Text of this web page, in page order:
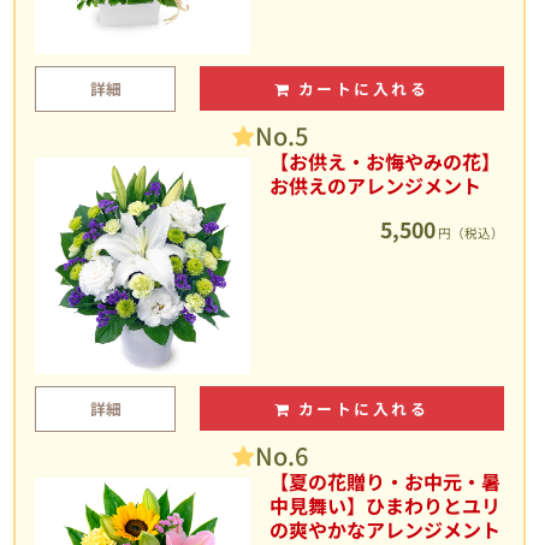
詳細 カートに入れる
No.5
【お供え・お悔やみの花】
お供えのアレンジメント
5,500 円（税込）
詳細 カートに入れる
No.6
【夏の花贈り・お中元・暑
中見舞い】ひまわりとユリ
の爽やかなアレンジメント